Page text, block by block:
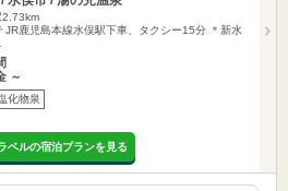
2.73km
JR鹿児島本線水俣駅下車、タクシー15分 ＊新水
～
化物泉
ベルの宿泊プランを見る